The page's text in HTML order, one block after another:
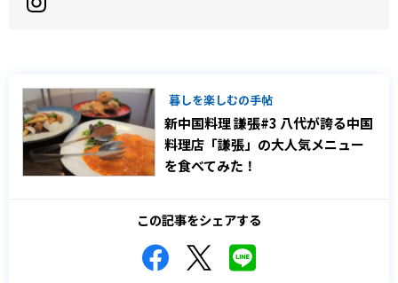
暮しを楽しむの手帖
新中国料理 謙張#3 八代が誇る中国
料理店「謙張」の大人気メニュー
を食べてみた！
この記事をシェアする